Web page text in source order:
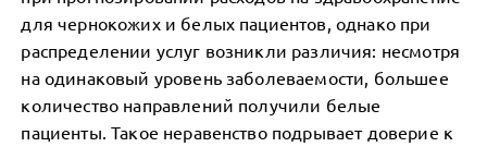
для чернокожих и белых пациентов, однако при
распределении услуг возникли различия: несмотря
на одинаковый уровень заболеваемости, большее
количество направлений получили белые
пациенты. Такое неравенство подрывает доверие к